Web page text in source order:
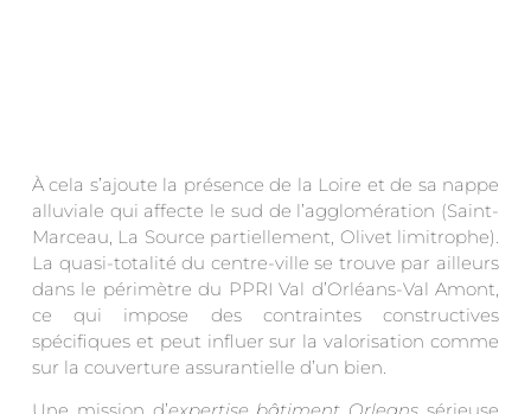
À cela s’ajoute la présence de la Loire et de sa nappe
alluviale qui affecte le sud de l’agglomération (Saint-
Marceau, La Source partiellement, Olivet limitrophe).
La quasi-totalité du centre-ville se trouve par ailleurs
dans le périmètre du PPRI Val d’Orléans-Val Amont,
ce qui impose des contraintes constructives
spécifiques et peut influer sur la valorisation comme
sur la couverture assurantielle d’un bien.